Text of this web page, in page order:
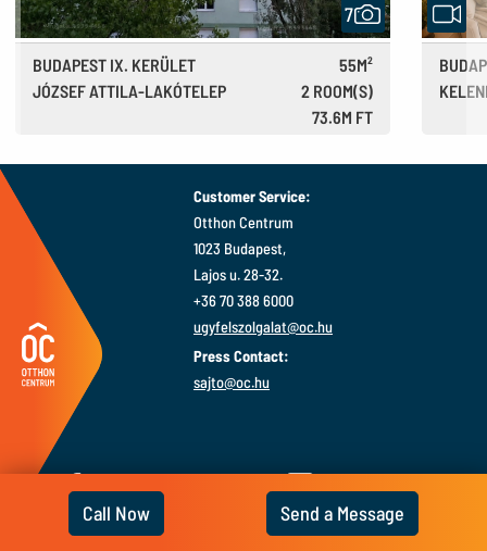
Call Now Send a Message
7
BUDAPEST IX. KERÜLET
55M²
JÓZSEF ATTILA-LAKÓTELEP
2 ROOM(S)
73.6M FT
Customer Service:
Otthon Centrum
1023 Budapest,
Lajos u. 28-32.
+36 70 388 6000
ugyfelszolgalat@oc.hu
Press Contact:
sajto@oc.hu